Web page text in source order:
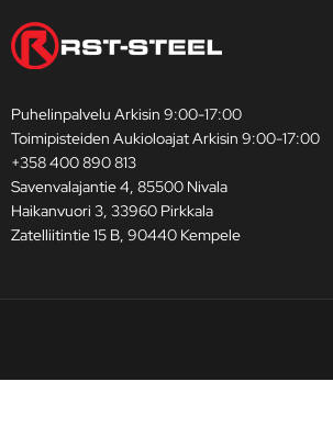
Puhelinpalvelu Arkisin 9:00-17:00
Toimipisteiden Aukioloajat Arkisin 9:00-17:00
+358 400 890 813
Savenvalajantie 4, 85500 Nivala
Haikanvuori 3, 33960 Pirkkala
Zatelliitintie 15 B, 90440 Kempele